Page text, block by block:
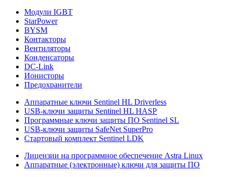
Модули IGBT
StarPower
BYSM
Контакторы
Вентиляторы
Конденсаторы
DC-Link
Ионисторы
Предохранители
Аппаратные ключи Sentinel HL Driverless
USB-ключи защиты Sentinel HL HASP
Программные ключи защиты ПО Sentinel SL
USB-ключи защиты SafeNet SuperPro
Стартовый комплект Sentinel LDK
Лицензии на программное обеспечение Astra Linux
Аппаратные (электронные) ключи для защиты ПО